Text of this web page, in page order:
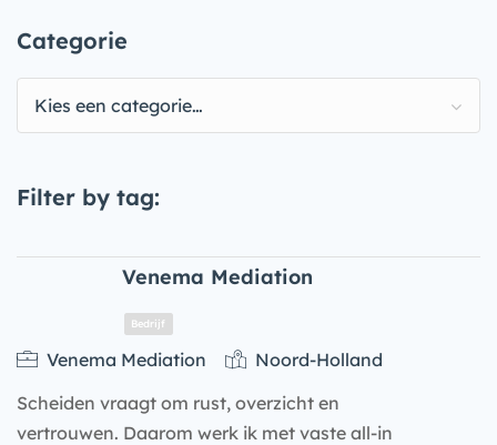
Categorie
Kies een categorie…
Filter by tag:
Venema Mediation
Venema Mediation
Noord-Holland
Scheiden vraagt om rust, overzicht en
vertrouwen. Daarom werk ik met vaste all-in